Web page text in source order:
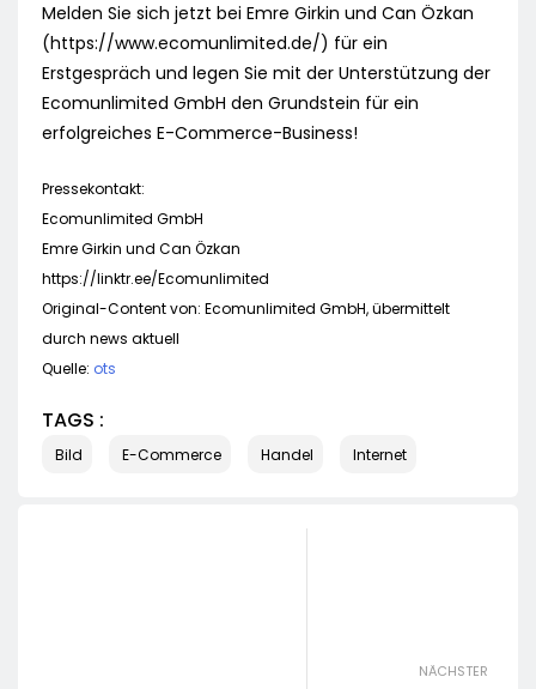
Melden Sie sich jetzt bei Emre Girkin und Can Özkan
(https://www.ecomunlimited.de/) für ein
Erstgespräch und legen Sie mit der Unterstützung der
Ecomunlimited GmbH den Grundstein für ein
erfolgreiches E-Commerce-Business!
Pressekontakt:
Ecomunlimited GmbH
Emre Girkin und Can Özkan
https://linktr.ee/Ecomunlimited
Original-Content von: Ecomunlimited GmbH, übermittelt
durch news aktuell
Quelle: ots
TAGS :
Bild E-Commerce Handel Internet
NÄCHSTER